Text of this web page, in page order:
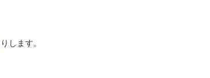
りします。